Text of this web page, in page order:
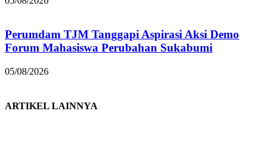
Perumdam TJM Tanggapi Aspirasi Aksi Demo
Forum Mahasiswa Perubahan Sukabumi
05/08/2026
ARTIKEL LAINNYA